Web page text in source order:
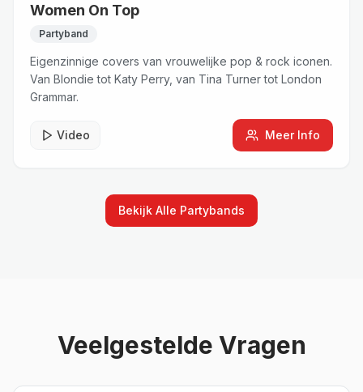
Women On Top
Partyband
Eigenzinnige covers van vrouwelijke pop & rock iconen.
Van Blondie tot Katy Perry, van Tina Turner tot London
Grammar.
Video Meer Info
Bekijk Alle Partybands
Veelgestelde Vragen